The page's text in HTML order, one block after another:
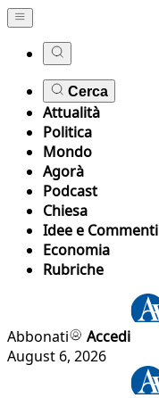
Cerca
Attualità
Politica
Mondo
Agorà
Podcast
Chiesa
Idee e Commenti
Economia
Rubriche
Abbonati
Accedi
August 6, 2026